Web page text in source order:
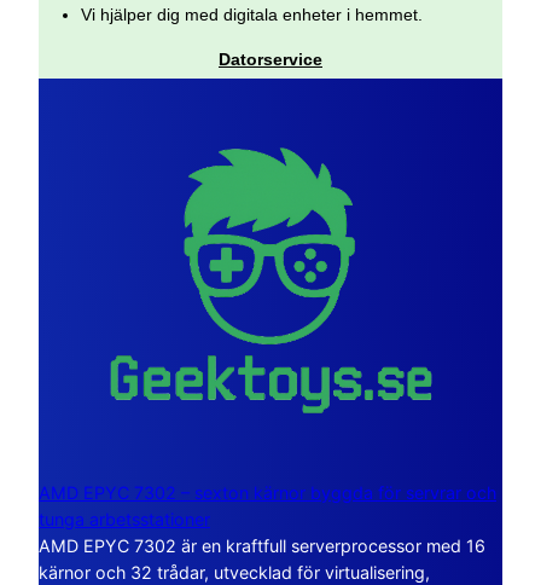
Vi hjälper dig med digitala enheter i hemmet.
Datorservice
AMD EPYC 7302 – sexton kärnor byggda för servrar och
tunga arbetsstationer
AMD EPYC 7302 är en kraftfull serverprocessor med 16
kärnor och 32 trådar, utvecklad för virtualisering,